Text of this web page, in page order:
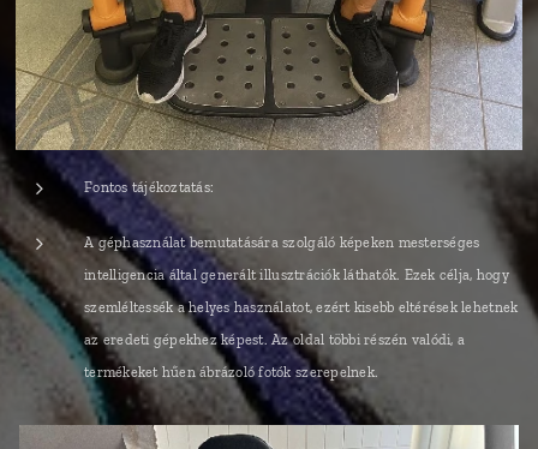
Fontos tájékoztatás:
A géphasználat bemutatására szolgáló képeken mesterséges
intelligencia által generált illusztrációk láthatók. Ezek célja, hogy
szemléltessék a helyes használatot, ezért kisebb eltérések lehetnek
az eredeti gépekhez képest. Az oldal többi részén valódi, a
termékeket hűen ábrázoló fotók szerepelnek.